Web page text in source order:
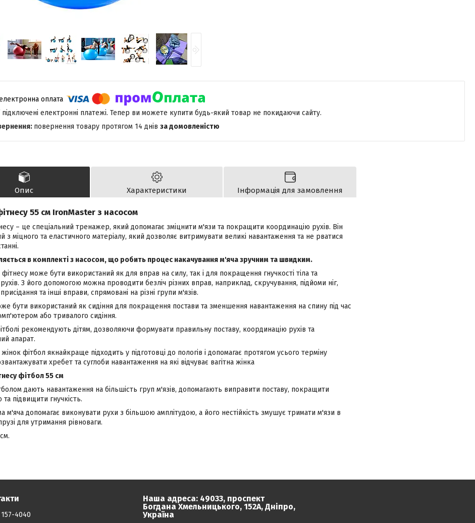
підключені електронні платежі. Тепер ви можете купити будь-який товар не покидаючи сайту.
повернення товару протягом 14 днів за домовленістю
Опис Характеристики Інформація для замовлення
55 см IronMaster з насосом
– це спеціальний тренажер, який допомагає зміцнити м'язи та покращити координацію рухів. Він
з міцного та еластичного матеріалу, який дозволяє витримувати великі навантаження та не рватися
в комплекті з насосом, що робить процес накачування м'яча зручним та швидким.
може бути використаний як для вправ на силу, так і для покращення гнучкості тіла та
З його допомогою можна проводити безліч різних вправ, наприклад, скручування, підйоми ніг,
та інші вправи, спрямовані на різні групи м'язів.
бути використаний як сидіння для покращення постави та зменшення навантаження на спину під час
або тривалого сидіння.
рекомендують дітям, дозволяючи формувати правильну поставу, координацію рухів та
апарат.
жінок фітбол якнайкраще підходить у підготовці до пологів і допомагає протягом усього терміну
хребет та суглоби навантаження на які відчуває вагітна жінка
фітбол 55 см
дають навантаження на більшість груп м'язів, допомагають виправити поставу, покращити
підвищити гнучкість.
м'яча допомагає виконувати рухи з більшою амплітудою, а його нестійкість змушує тримати м'язи в
для утримання рівноваги.
4040
Наша адреса: 49033, проспект
Богдана Хмельницького, 152А, Дніпро,
Україна